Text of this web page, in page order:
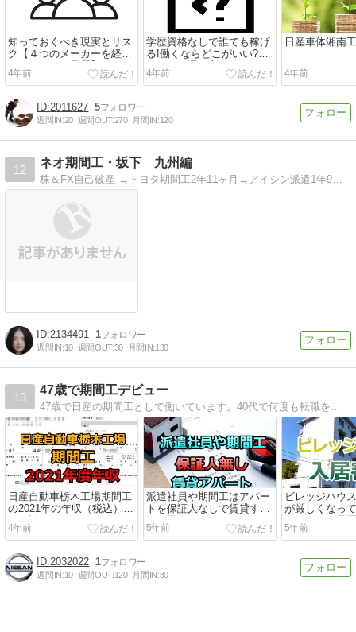
知っておくべき現実とリス
ク【４つのメーカーを経験
してわかった暴露】
4年前
学歴資格なしで誰でも稼げ
る!働くならどこがいい?お
すすめの選び方
4年前
日産車体湘南
4年前
2011627 5
週間IN:20 週間OUT:270 月間IN:120
12
ネオ期間工・坂下 九州編
株＆FX自己破産 →トヨタ期間工2年11ヶ月→アイシン派遣1年9ヶ月→東京スカウト→億専業投資家→ トヨタ期間工2日でクビ→修羅の国へ！！！愛知 ６年間で億男になれました！次は九州で頑張りますので応援よろしくお願いします
2134491 1
週間IN:10 週間OUT:30 月間IN:130
13
47歳で期間工デビュー
日産自動車栃木工場期間工
の2021年の年収（税込）と
振り返り
4年前
派遣社員や期間工はアパー
トを保証人なしで賃貸する
のは難しい？借りられる
の？
5年前
ビレッジハウ
が厳しくなっ
ルセンター最
を諦めた
5年前
2032022 1
週間IN:10 週間OUT:120 月間IN:80